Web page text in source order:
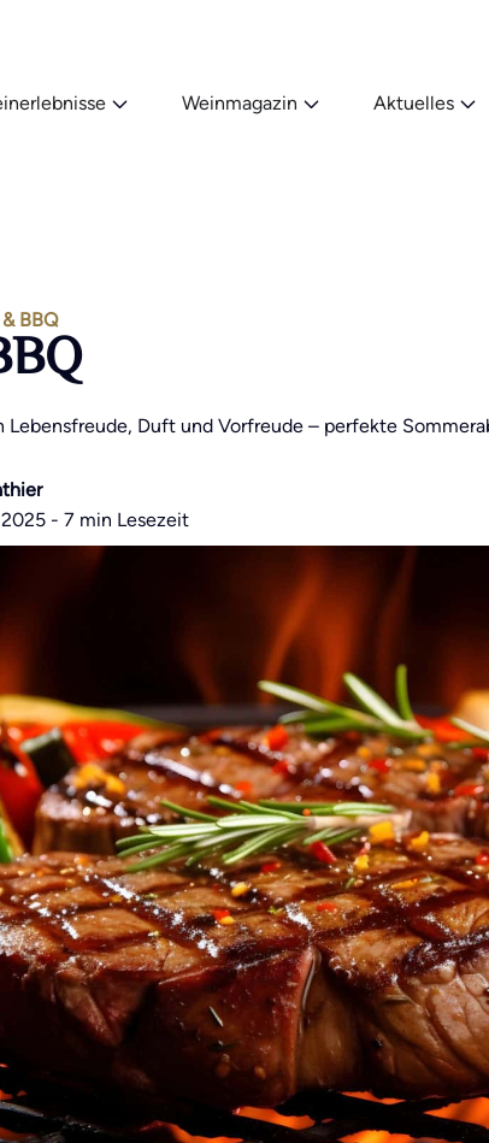
Weinmagazin Aktuelles
BBQ
Lebensfreude, Duft und Vorfreude – perfekte
2025 - 7 min Lesezeit